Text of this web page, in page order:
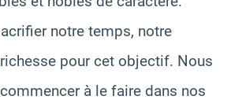
notre temps, notre
pour cet objectif. Nous
à le faire dans nos